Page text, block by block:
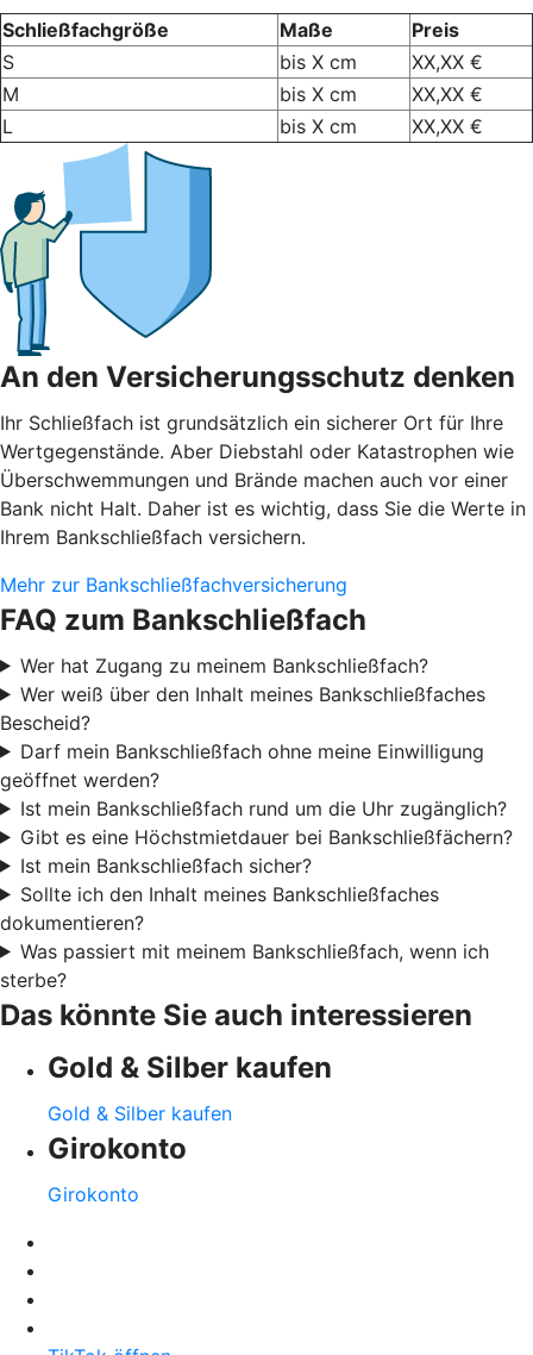
Schließfachgröße Maße
Preis
S
bis X cm
XX,XX €
M
bis X cm
XX,XX €
L
bis X cm XX,XX €
An den Versicherungsschutz denken
Ihr Schließfach ist grundsätzlich ein sicherer Ort für Ihre
Wertgegenstände. Aber Diebstahl oder Katastrophen wie
Überschwemmungen und Brände machen auch vor einer
Bank nicht Halt. Daher ist es wichtig, dass Sie die Werte in
Ihrem Bankschließfach versichern.
Mehr zur Bankschließfachversicherung
FAQ zum Bankschließfach
Wer hat Zugang zu meinem Bankschließfach?
Wer weiß über den Inhalt meines Bankschließfaches
Bescheid?
Darf mein Bankschließfach ohne meine Einwilligung
geöffnet werden?
Ist mein Bankschließfach rund um die Uhr zugänglich?
Gibt es eine Höchstmietdauer bei Bankschließfächern?
Ist mein Bankschließfach sicher?
Sollte ich den Inhalt meines Bankschließfaches
dokumentieren?
Was passiert mit meinem Bankschließfach, wenn ich
sterbe?
Das könnte Sie auch interessieren
Gold & Silber kaufen
Gold & Silber kaufen
Girokonto
Girokonto